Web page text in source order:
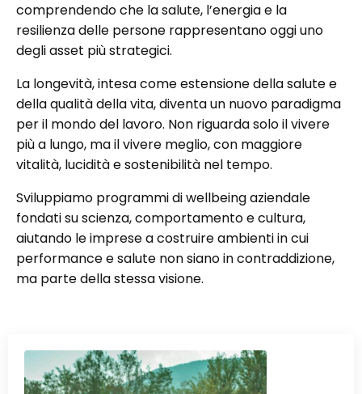
comprendendo che la salute, l’energia e la
resilienza delle persone rappresentano oggi uno
degli asset più strategici.
La longevità, intesa come estensione della salute e
della qualità della vita, diventa un nuovo paradigma
per il mondo del lavoro. Non riguarda solo il vivere
più a lungo, ma il vivere meglio, con maggiore
vitalità, lucidità e sostenibilità nel tempo.
Sviluppiamo programmi di wellbeing aziendale
fondati su scienza, comportamento e cultura,
aiutando le imprese a costruire ambienti in cui
performance e salute non siano in contraddizione,
ma parte della stessa visione.